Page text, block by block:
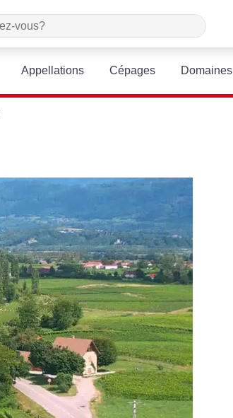
Appellations Cépages Domaines